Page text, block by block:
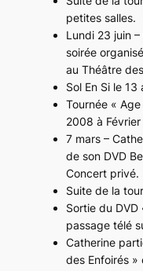
petites salles.
Lundi 23 juin
soirée
au Théâtre
Sol En Si le
Tournée «
2008 à
7 mars –
de son DVD
Concert privé.
Suite de la
Sortie du DVD
passage télé
Catherine
des Enfoirés »